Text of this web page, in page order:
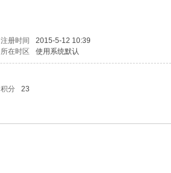
注册时间 2015-5-12 10:39
所在时区 使用系统默认
积分 23